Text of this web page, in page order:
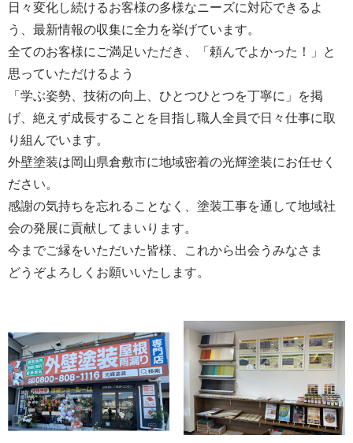
日々変化し続けるお客様の多様なニーズに対応できるよ
う、最新情報の収集に全力を挙げています。
全てのお客様にご満足いただき、「頼んでよかった！」と
思っていただけるよう
「学ぶ姿勢、技術の向上、ひとつひとつを丁寧に」を掲
げ、絶えず成長することを目指し職人全員で日々仕事に取
り組んでいます。
外壁塗装は岡山県倉敷市に地域密着の光輝塗装にお任せく
ださい。
感謝の気持ちを忘れることなく、塗装工事を通して地域社
会の発展に貢献してまいります。
今までご縁をいただいた皆様、これから出会うみなさま
どうぞよろしくお願いいたします。